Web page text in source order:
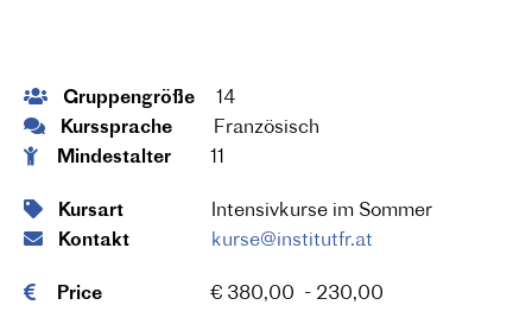
Gruppengröße
14
Kurssprache
Französisch
Mindestalter
11
Kursart
Intensivkurse im Sommer
Kontakt
kurse@institutfr.at
Price € 380,00 - 230,00